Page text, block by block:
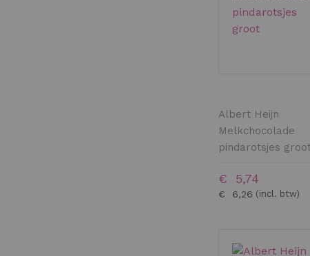
Albert Heijn
Melkchocolade
pindarotsjes
€ 6,26
€ 5,74